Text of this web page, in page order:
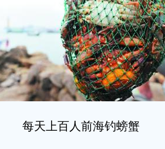
每天上百人前海钓螃蟹